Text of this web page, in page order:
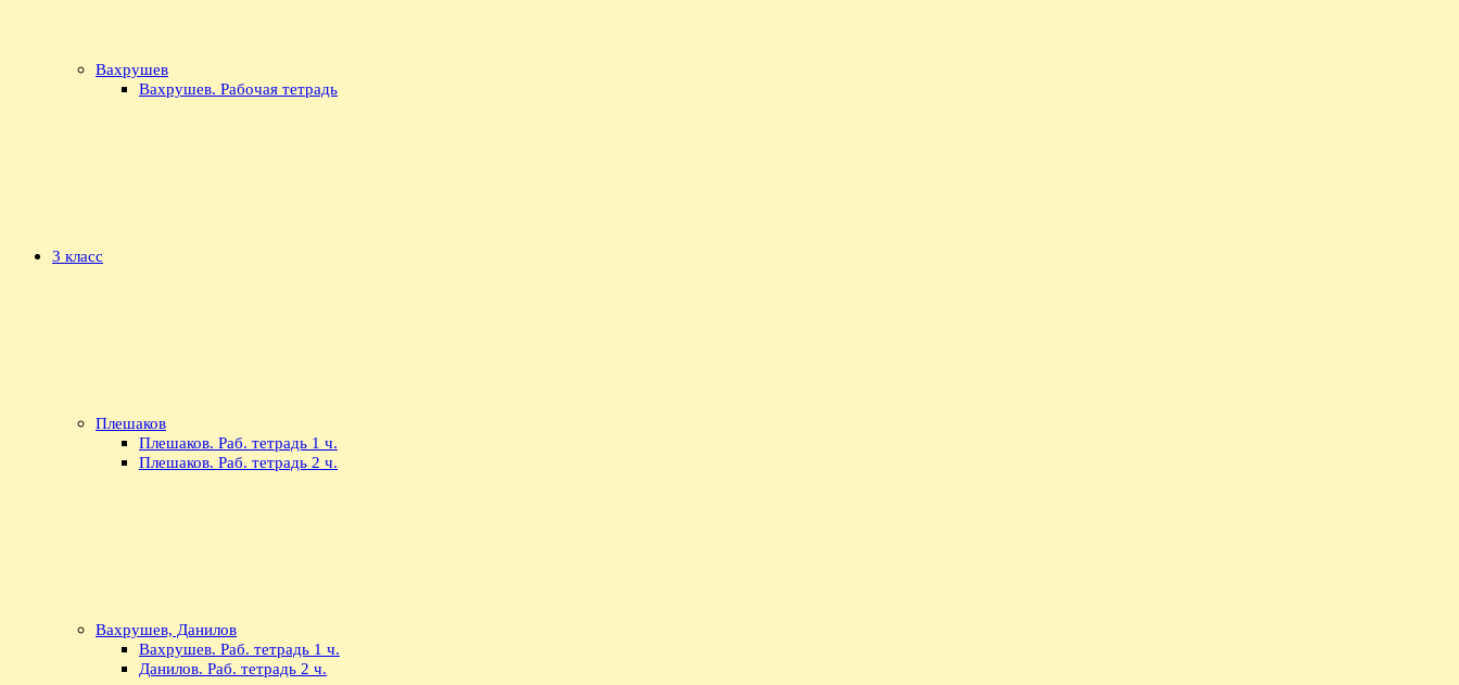
Вахрушев
Вахрушев. Рабочая тетрадь
3 класс
Плешаков
Плешаков. Раб. тетрадь 1 ч.
Плешаков. Раб. тетрадь 2 ч.
Вахрушев, Данилов
Вахрушев. Раб. тетрадь 1 ч.
Данилов. Раб. тетрадь 2 ч.